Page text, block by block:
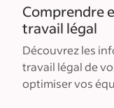
Comprendre
travail légal
Découvrez les
travail légal de
optimiser vos